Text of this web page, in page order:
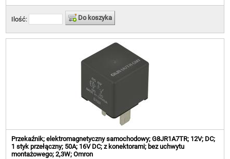
Ilość: Do koszyka
Przekaźnik; elektromagnetyczny samochodowy; G8JR1A7TR; 12V; DC;
1 styk przełączny; 50A; 16V DC; z konektorami; bez uchwytu
montażowego; 2,3W; Omron